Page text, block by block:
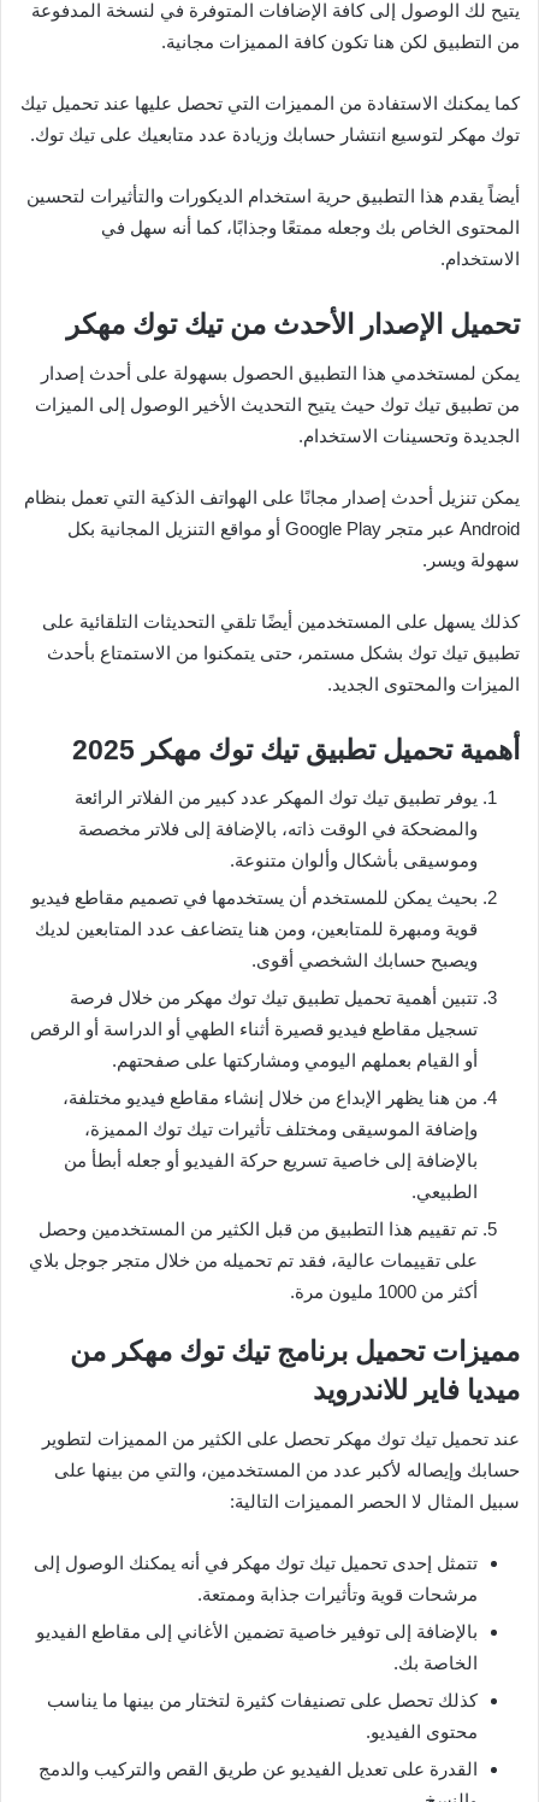
يتيح لك الوصول إلى كافة الإضافات المتوفرة في لنسخة المدفوعة
من التطبيق لكن هنا تكون كافة المميزات مجانية.
كما يمكنك الاستفادة من المميزات التي تحصل عليها عند تحميل تيك
توك مهكر لتوسيع انتشار حسابك وزيادة عدد متابعيك على تيك توك.
أيضاً يقدم هذا التطبيق حرية استخدام الديكورات والتأثيرات لتحسين
المحتوى الخاص بك وجعله ممتعًا وجذابًا، كما أنه سهل في
الاستخدام.
تحميل الإصدار الأحدث من تيك توك مهكر
يمكن لمستخدمي هذا التطبيق الحصول بسهولة على أحدث إصدار
من تطبيق تيك توك حيث يتيح التحديث الأخير الوصول إلى الميزات
الجديدة وتحسينات الاستخدام.
يمكن تنزيل أحدث إصدار مجانًا على الهواتف الذكية التي تعمل بنظام
Android عبر متجر Google Play أو مواقع التنزيل المجانية بكل
سهولة ويسر.
كذلك يسهل على المستخدمين أيضًا تلقي التحديثات التلقائية على
تطبيق تيك توك بشكل مستمر، حتى يتمكنوا من الاستمتاع بأحدث
الميزات والمحتوى الجديد.
أهمية تحميل تطبيق تيك توك مهكر 2025
يوفر تطبيق تيك توك المهكر عدد كبير من الفلاتر الرائعة
والمضحكة في الوقت ذاته، بالإضافة إلى فلاتر مخصصة
وموسيقى بأشكال وألوان متنوعة.
بحيث يمكن للمستخدم أن يستخدمها في تصميم مقاطع فيديو
قوية ومبهرة للمتابعين، ومن هنا يتضاعف عدد المتابعين لديك
ويصبح حسابك الشخصي أقوى.
تتبين أهمية تحميل تطبيق تيك توك مهكر من خلال فرصة
تسجيل مقاطع فيديو قصيرة أثناء الطهي أو الدراسة أو الرقص
أو القيام بعملهم اليومي ومشاركتها على صفحتهم.
من هنا يظهر الإبداع من خلال إنشاء مقاطع فيديو مختلفة،
وإضافة الموسيقى ومختلف تأثيرات تيك توك المميزة،
بالإضافة إلى خاصية تسريع حركة الفيديو أو جعله أبطأ من
الطبيعي.
تم تقييم هذا التطبيق من قبل الكثير من المستخدمين وحصل
على تقييمات عالية، فقد تم تحميله من خلال متجر جوجل بلاي
أكثر من 1000 مليون مرة.
مميزات تحميل برنامج تيك توك مهكر من
ميديا فاير للاندرويد
عند تحميل تيك توك مهكر تحصل على الكثير من المميزات لتطوير
حسابك وإيصاله لأكبر عدد من المستخدمين، والتي من بينها على
سبيل المثال لا الحصر المميزات التالية:
تتمثل إحدى تحميل تيك توك مهكر في أنه يمكنك الوصول إلى
مرشحات قوية وتأثيرات جذابة وممتعة.
بالإضافة إلى توفير خاصية تضمين الأغاني إلى مقاطع الفيديو
الخاصة بك.
كذلك تحصل على تصنيفات كثيرة لتختار من بينها ما يناسب
محتوى الفيديو.
القدرة على تعديل الفيديو عن طريق القص والتركيب والدمج